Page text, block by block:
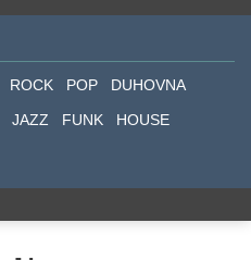
ROCK POP
DUHOVNA
JAZZ FUNK
HOUSE